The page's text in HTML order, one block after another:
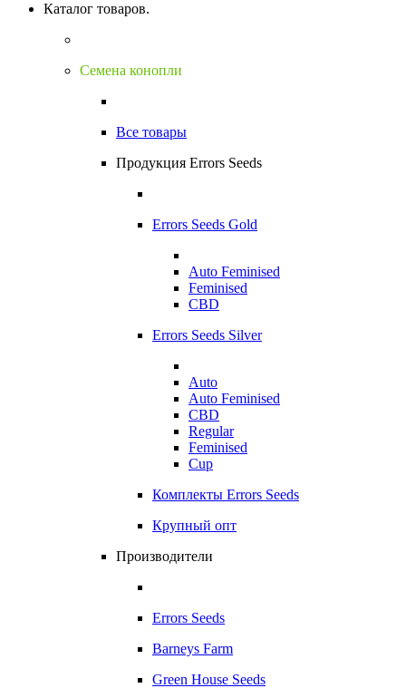
Каталог товаров.
Семена конопли
Все товары
Продукция Errors Seeds
Errors Seeds Gold
Auto Feminised
Feminised
CBD
Errors Seeds Silver
Auto
Auto Feminised
CBD
Regular
Feminised
Cup
Комплекты Errors Seeds
Крупный опт
Производители
Errors Seeds
Barneys Farm
Green House Seeds